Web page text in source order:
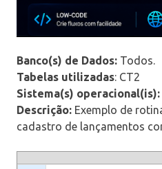
Banco(s) de Dados: Todos.
Tabelas utilizadas: CT2
Sistema(s) operacional(is):
Descrição: Exemplo de
cadastro de lançamentos